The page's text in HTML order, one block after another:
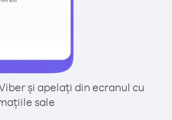
și apelați din ecranul cu
sale